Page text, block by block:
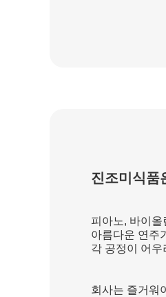
진조미식품
피아노, 바이
아름다운 연주
각 공정이 어
회사는 즐거워